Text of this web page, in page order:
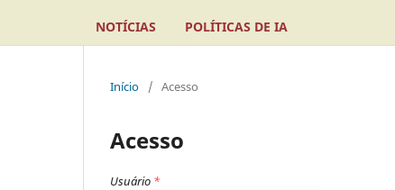
NOTÍCIAS POLÍTICAS DE IA
Início / Acesso
Acesso
Usuário *